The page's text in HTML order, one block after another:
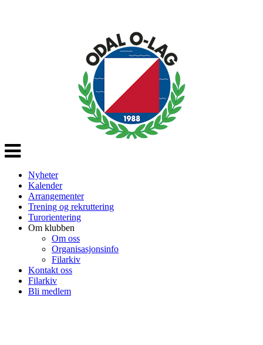
Veksle
navigasjon
Nyheter
Kalender
Arrangementer
Trening og rekruttering
Turorientering
Om klubben
Om oss
Organisasjonsinfo
Filarkiv
Kontakt oss
Filarkiv
Bli medlem